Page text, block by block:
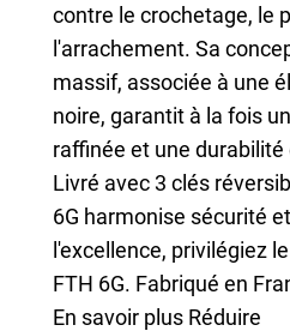
contre le crochetage, le
l'arrachement. Sa
massif, associée à une
noire, garantit à la fois
raffinée et une
Livré avec 3 clés
6G harmonise sécurité
l'excellence, privilégiez
FTH 6G. Fabriqué en
En savoir plus Réduire